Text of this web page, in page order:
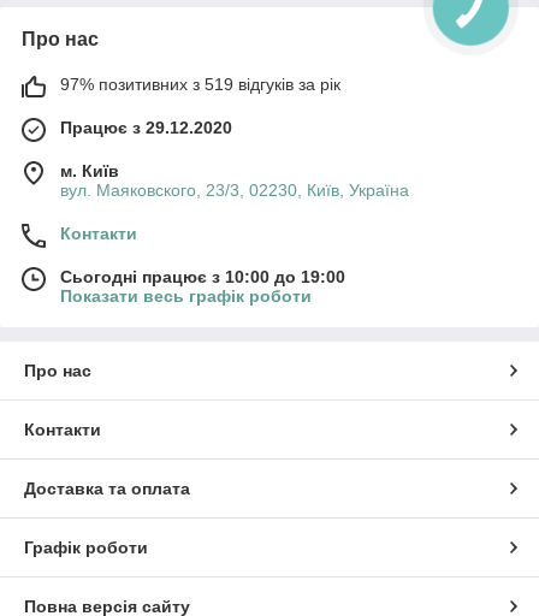
Про нас
97% позитивних з 519 відгуків за рік
Працює з 29.12.2020
м. Київ
вул. Маяковского, 23/3, 02230, Київ, Україна
Контакти
Сьогодні працює з 10:00 до 19:00
Показати весь графік роботи
Про нас
Контакти
Доставка та оплата
Графік роботи
Повна версія сайту